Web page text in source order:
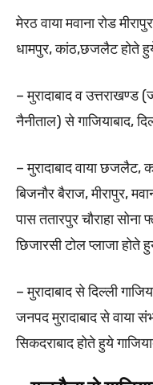
मेरठ वाया मवाना रोड
धामपुर, कांठ,छजलैट होते
– मुरादाबाद व
नैनीताल) से गाजियाबाद,
– मुरादाबाद वाया छजलैट,
बिजनौर बैराज, मीरापुर,
पास ततारपुर चौराहा
छिजारसी टोल प्लाजा होते
– मुरादाबाद से दिल्ली
जनपद मुरादाबाद से वाया
सिकदराबाद होते हुये